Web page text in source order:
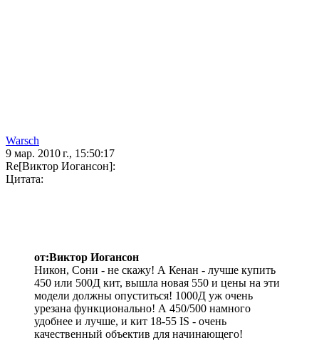
Warsch
9 мар. 2010 г., 15:50:17
Re[Виктор Иогансон]:
Цитата:
от:Виктор Иогансон
Никон, Сони - не скажу! А Кенан - лучше купить
450 или 500Д кит, вышла новая 550 и цены на эти
модели должны опуститься! 1000Д уж очень
урезана функционально! А 450/500 намного
удобнее и лучше, и кит 18-55 IS - очень
качественный объектив для начинающего!